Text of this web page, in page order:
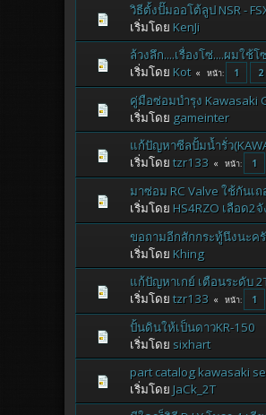
วิธีตั้งปั๊มออโต้ลูป NSR -
เริ่มโดย KenJi
ล้วงลึก....เรื่องโซ่....ผมใช้
เริ่มโดย Kot หน้า 1 2
คู่มือซ่อมบำรุง
เริ่มโดย gameinter
แก้ปัญหาซีลปั้มน้ำรั่ว
เริ่มโดย tzr133 หน้า 1
มาซ่อม RC Valve ใช้กันเ
เริ่มโดย HS4RZO เลือด2
ขอถามอีกสักกระทู้นึงนะครั
เริ่มโดย Khing
แก้ปัญหาเกย์ เตือนระดับ
เริ่มโดย tzr133 หน้า 1
ปั้นดินให้เป็นดาวKR-150
เริ่มโดย sixhart
part catalog kawasaki
เริ่มโดย JaCk_2T